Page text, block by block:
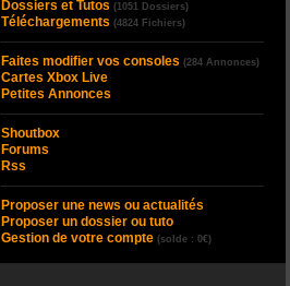
Dossiers et Tutos (1051 Dossiers)
Téléchargements (4824 Fichiers)
Faites modifier vos consoles (284 Annonces)
Cartes Xbox Live
Petites Annonces
Shoutbox
Forums
Rss
Proposer une news ou actualités
Proposer un dossier ou tuto
Gestion de votre compte (solde : 0€)